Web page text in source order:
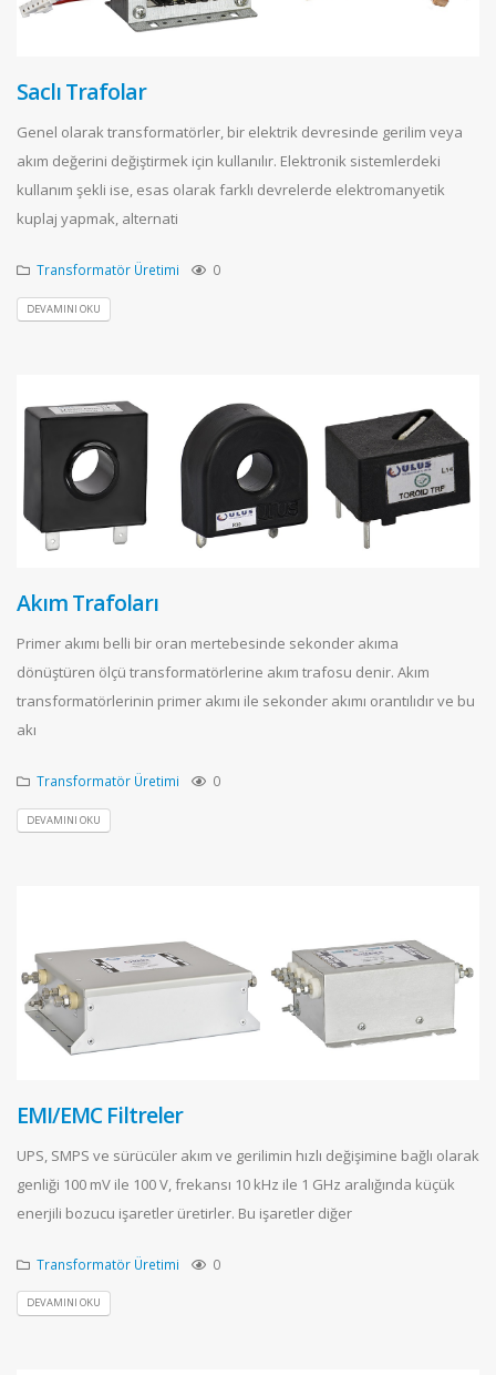
Saclı Trafolar
Genel olarak transformatörler, bir elektrik devresinde gerilim veya
akım değerini değiştirmek için kullanılır. Elektronik sistemlerdeki
kullanım şekli ise, esas olarak farklı devrelerde elektromanyetik
kuplaj yapmak, alternati
Transformatör Üretimi 0
DEVAMINI OKU
Akım Trafoları
Primer akımı belli bir oran mertebesinde sekonder akıma
dönüştüren ölçü transformatörlerine akım trafosu denir. Akım
transformatörlerinin primer akımı ile sekonder akımı orantılıdır ve bu
akı
Transformatör Üretimi 0
DEVAMINI OKU
EMI/EMC Filtreler
UPS, SMPS ve sürücüler akım ve gerilimin hızlı değişimine bağlı olarak
genliği 100 mV ile 100 V, frekansı 10 kHz ile 1 GHz aralığında küçük
enerjili bozucu işaretler üretirler. Bu işaretler diğer
Transformatör Üretimi 0
DEVAMINI OKU